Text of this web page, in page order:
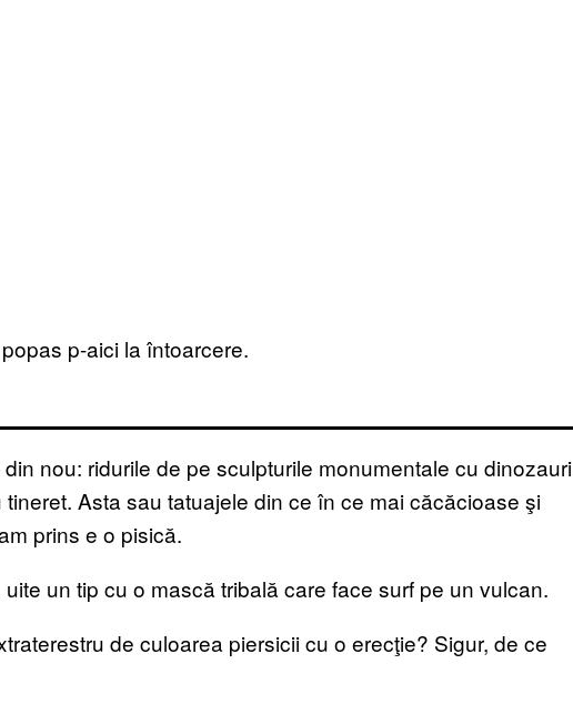
p-aici la întoarcere.
nou: ridurile de pe sculpturile monumentale cu dinozauri
Asta sau tatuajele din ce în ce mai căcăcioase şi
prins e o pisică.
un tip cu o mască tribală care face surf pe un vulcan.
de culoarea piersicii cu o erecţie? Sigur, de ce